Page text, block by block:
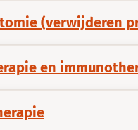
(verwijderen
en